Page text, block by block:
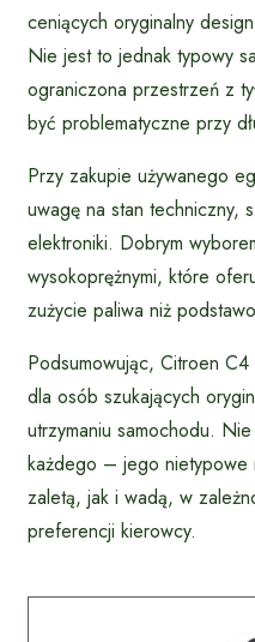
ceniących oryginalny
Nie jest to jednak typowy
ograniczona przestrzeń z
być problematyczne przy
Przy zakupie używanego
uwagę na stan techniczny,
elektroniki. Dobrym
wysokoprężnymi, które
zużycie paliwa niż
Podsumowując, Citroen
dla osób szukających
utrzymaniu samochodu.
każdego – jego nietypowe
zaletą, jak i wadą, w
preferencji kierowcy.